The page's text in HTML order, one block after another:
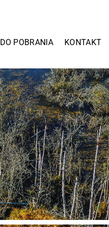
DO POBRANIA KONTAKT